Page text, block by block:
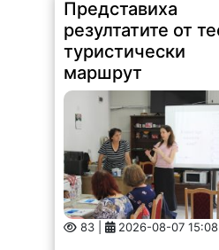
Представиха
резултатите от
туристически
маршрут
83 | 2026-08-07